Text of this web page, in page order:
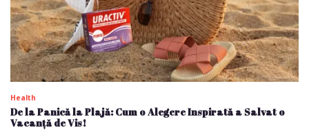
Health
De la Panică la Plajă: Cum o Alegere Inspirată a Salvat o
Vacanță de Vis!